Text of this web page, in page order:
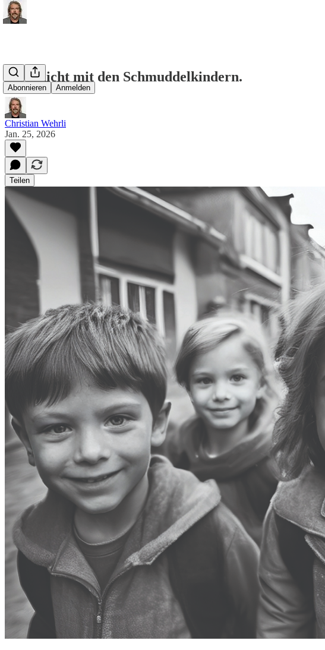
Abonnieren Anmelden
Spiel nicht mit den Schmuddelkindern.
Christian Wehrli
Jan. 25, 2026
Teilen